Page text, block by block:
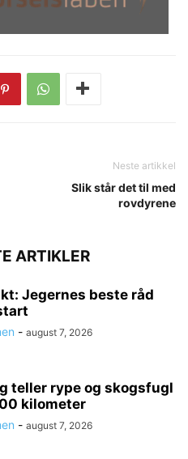
Neste artikkel
Slik står det til med
rovdyrene
ARTIKLER
Jegernes beste råd
- august 7, 2026
teller rype og skogsfugl
kilometer
- august 7, 2026